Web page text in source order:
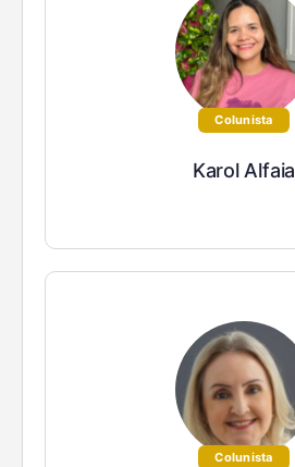
Colunista
Karol Alfaia
Colunista